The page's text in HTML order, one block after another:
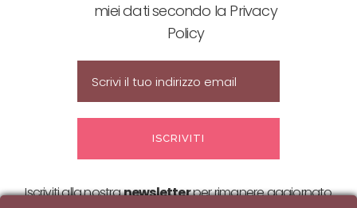
miei dati secondo la Privacy
Policy
Iscriviti alla nostranewsletterper rimanere aggiornato